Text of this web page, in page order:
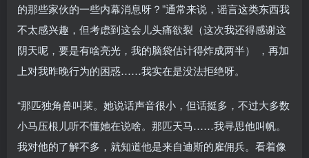
的那些家伙的一些内幕消息呀？”通常来说，谣言这类东西我
不太感兴趣，但考虑到这会儿头痛欲裂（这次我还得感谢这
阴天呢，要是有啥亮光，我的脑袋估计得炸成两半） ，再加
上对我昨晚行为的困惑……我实在是没法拒绝呀。
“那匹独角兽叫莱。她说话声音很小，但话挺多，不过大多数
小马压根儿听不懂她在说啥。那匹天马……我寻思他叫帆。
我对他的了解不多，就知道他是来自迪斯的雇佣兵。看着像